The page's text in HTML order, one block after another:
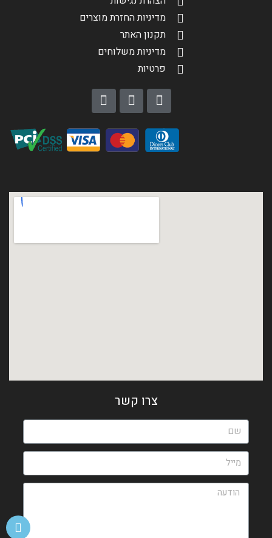
מדיניות החזרת מוצרים
תקנון האתר
מדיניות משלוחים
פרטיות
צרו קשר